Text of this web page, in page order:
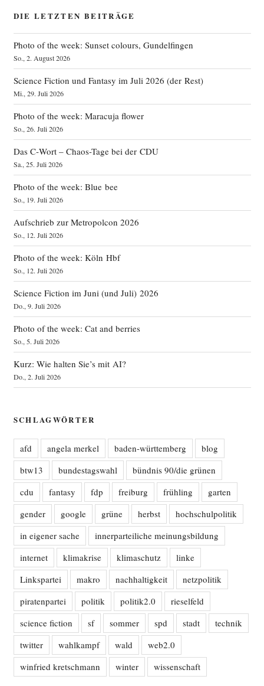
DIE LETZTEN BEITRÄGE
Photo of the week: Sunset colours, Gundelfingen
So., 2. August 2026
Science Fiction und Fantasy im Juli 2026 (der Rest)
Mi., 29. Juli 2026
Photo of the week: Maracuja flower
So., 26. Juli 2026
Das C‑Wort – Chaos-Tage bei der CDU
Sa., 25. Juli 2026
Photo of the week: Blue bee
So., 19. Juli 2026
Aufschrieb zur Metropolcon 2026
So., 12. Juli 2026
Photo of the week: Köln Hbf
So., 12. Juli 2026
Science Fiction im Juni (und Juli) 2026
Do., 9. Juli 2026
Photo of the week: Cat and berries
So., 5. Juli 2026
Kurz: Wie halten Sie’s mit AI?
Do., 2. Juli 2026
SCHLAGWÖRTER
afd angela merkel baden-württemberg
blog
btw13
bundestagswahl
bündnis 90/die grünen
cdu
fantasy fdp freiburg frühling
garten
gender
google grüne herbst
hochschulpolitik
in eigener sache
innerparteiliche meinungsbildung
internet
klimakrise klimaschutz
linke
Linkspartei
makro nachhaltigkeit
netzpolitik
piratenpartei
politik politik2.0
rieselfeld
science fiction
sf sommer spd stadt
technik
twitter
wahlkampf wald
web2.0
winfried kretschmann
winter wissenschaft